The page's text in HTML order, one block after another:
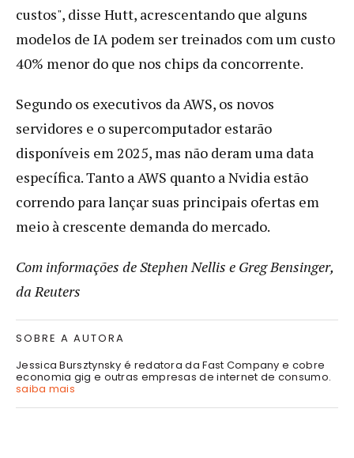
custos", disse Hutt, acrescentando que alguns
modelos de IA podem ser treinados com um custo
40% menor do que nos chips da concorrente.
Segundo os executivos da AWS, os novos
servidores e o supercomputador estarão
disponíveis em 2025, mas não deram uma data
específica. Tanto a AWS quanto a Nvidia estão
correndo para lançar suas principais ofertas em
meio à crescente demanda do mercado.
Com informações de Stephen Nellis e Greg Bensinger,
da Reuters
SOBRE A AUTORA
Jessica Bursztynsky é redatora da Fast Company e cobre
economia gig e outras empresas de internet de consumo.
saiba mais